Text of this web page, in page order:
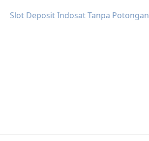
Slot Deposit Indosat Tanpa Potongan